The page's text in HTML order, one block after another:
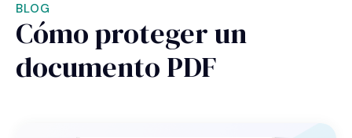
BLOG
Cómo proteger un
documento PDF